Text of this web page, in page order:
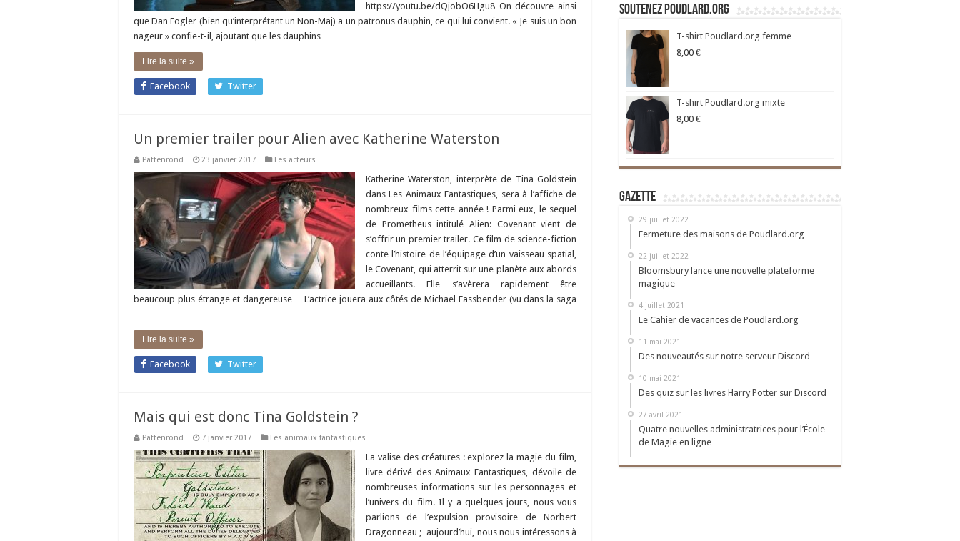
https://youtu.be/dQjobO6Hgu8 On découvre ainsi
que Dan Fogler (bien qu’interprétant un Non-Maj) a un patronus dauphin, ce qui lui convient. « Je suis un bon
nageur » confie-t-il, ajoutant que les dauphins …
Lire la suite »
Facebook Twitter
Un premier trailer pour Alien avec Katherine Waterston
Pattenrond 23 janvier 2017 Les acteurs
Katherine Waterston, interprète de Tina Goldstein
dans Les Animaux Fantastiques, sera à l’affiche de
nombreux films cette année ! Parmi eux, le sequel
de Prometheus intitulé Alien: Covenant vient de
s’offrir un premier trailer. Ce film de science-fiction
conte l’histoire de l’équipage d’un vaisseau spatial,
le Covenant, qui atterrit sur une planète aux abords
accueillants. Elle s’avèrera rapidement être
beaucoup plus étrange et dangereuse… L’actrice jouera aux côtés de Michael Fassbender (vu dans la saga
…
Lire la suite »
Facebook Twitter
Mais qui est donc Tina Goldstein ?
Pattenrond 7 janvier 2017 Les animaux fantastiques
La valise des créatures : explorez la magie du film,
livre dérivé des Animaux Fantastiques, dévoile de
nombreuses informations sur les personnages et
l’univers du film. Il y a quelques jours, nous vous
parlions de l’expulsion provisoire de Norbert
Dragonneau ; aujourd’hui, nous nous intéressons à
Soutenez Poudlard.org
T-shirt Poudlard.org femme
8,00 €
T-shirt Poudlard.org mixte
8,00 €
Gazette
29 juillet 2022
Fermeture des maisons de Poudlard.org
22 juillet 2022
Bloomsbury lance une nouvelle plateforme
magique
4 juillet 2021
Le Cahier de vacances de Poudlard.org
11 mai 2021
Des nouveautés sur notre serveur Discord
10 mai 2021
Des quiz sur les livres Harry Potter sur Discord
27 avril 2021
Quatre nouvelles administratrices pour l’École
de Magie en ligne